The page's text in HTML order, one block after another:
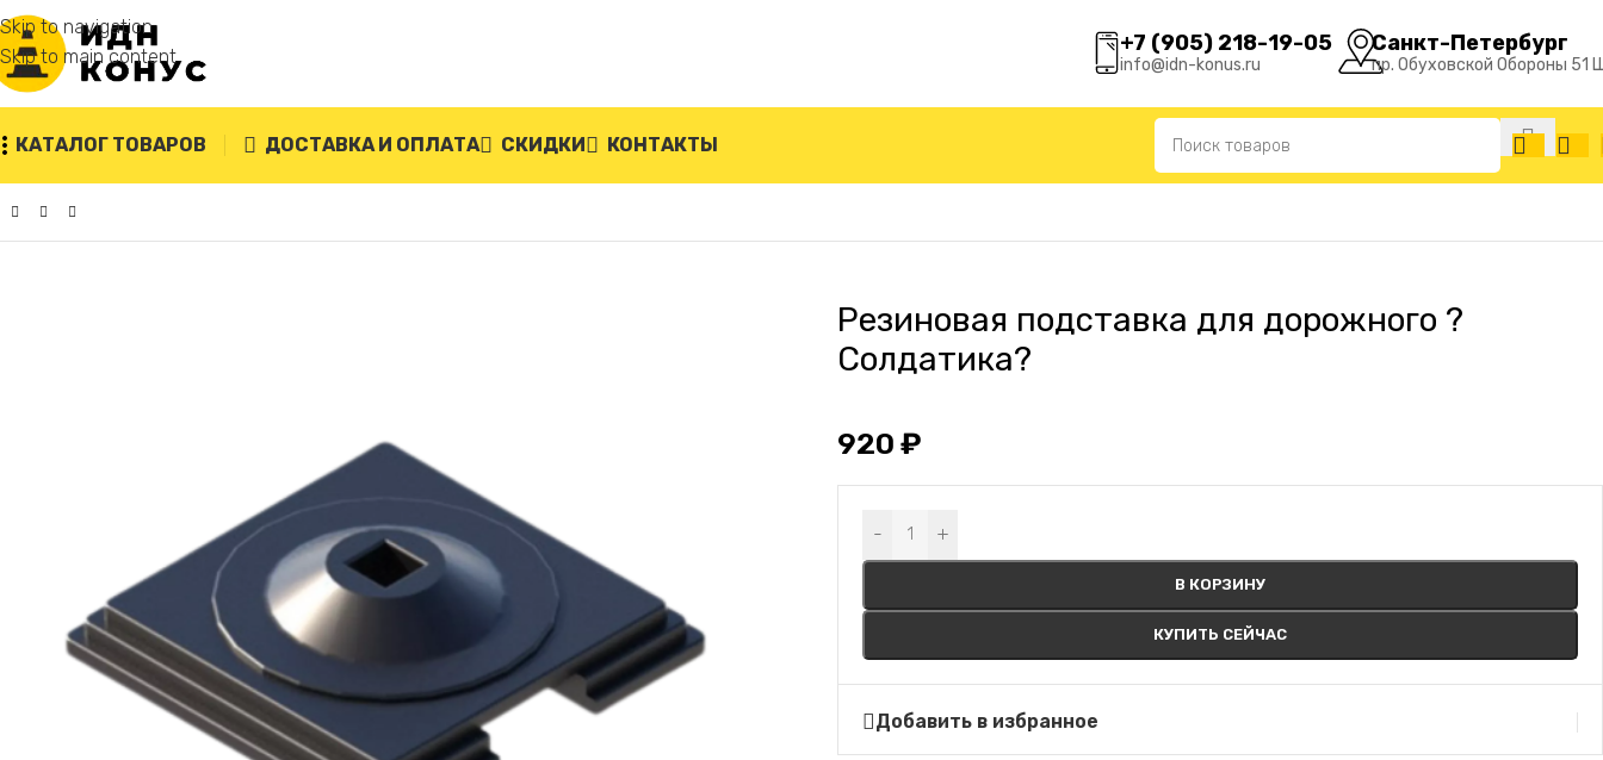
Skip to navigation
Skip to main content
+7 (905) 218-19-05
info@idn-konus.ru
Санкт-Петербург
пр. Обуховской Обороны 51
КАТАЛОГ ТОВАРОВ ДОСТАВКА И ОПЛАТА СКИДКИ
КОНТАКТЫ
Резиновая подставка для дорожного ?
Солдатика?
920 ₽
- +
В КОРЗИНУ
КУПИТЬ СЕЙЧАС
Alternative:
Добавить в избранное